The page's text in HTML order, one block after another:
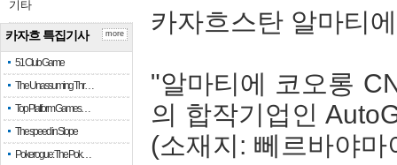
기타
카자흐 특집기사
51 Club Game
The Unassuming Thr…
Top Platform Games…
The speed in Slope
Pokerogue: The Pok…
more 카자흐스탄 알마티
"알마티에 코오롱
의 합작기업인
(소재지: 뻬르바야